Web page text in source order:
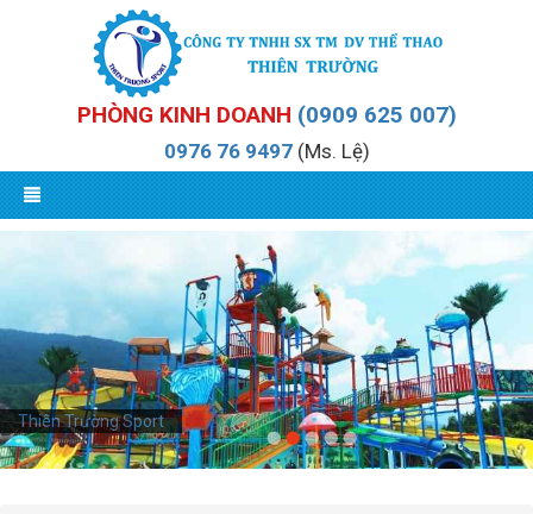
PHÒNG KINH DOANH (0909 625 007)
0976 76 9497(Ms. Lệ)
Thiên Trường Sport